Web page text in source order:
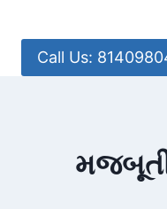
Call Us: